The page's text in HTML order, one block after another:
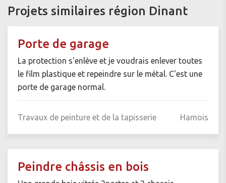
Projets similaires région Dinant
Porte de garage
La protection s'enlève et je voudrais enlever toutes
le film plastique et repeindre sur le métal. C'est une
porte de garage normal.
Travaux de peinture et de la tapisserie Hamois
Peindre châssis en bois